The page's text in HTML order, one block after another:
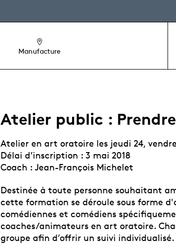
Manufacture
Atelier public :
Atelier en art oratoire les jeudi 24,
Délai d’inscription : 3 mai 2018
Coach : Jean-François Michelet
Destinée à toute personne souhaitant
cette formation se déroule sous forme
comédiennes et comédiens
coaches/animateurs en art oratoire.
groupe afin d’offrir un suivi individualisé.